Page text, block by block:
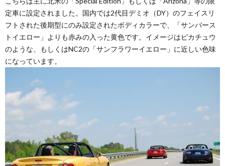
定車に設定されました。国内では2代目デミオ（DY）のフェイスリ
フトされた後期型にのみ設定されたボディカラーで、「サンバース
トイエロー」よりも赤みの入った黄色です。イメージはピカチュウ
のような、もしくはNC2の「サンフラワーイエロー」に近しい色味
になっています。